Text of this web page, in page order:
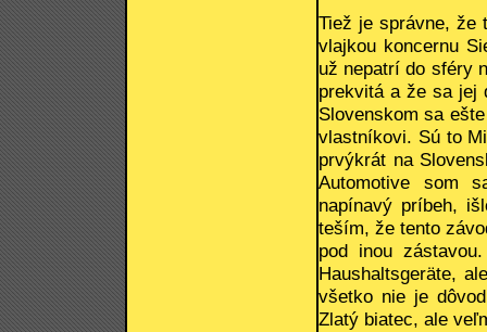
Tiež je správne, že
vlajkou koncernu
už nepatrí do sféry
prekvitá a že sa jej
Slovenskom sa
vlastníkovi. Sú to
prvýkrát na
Automotive som
napínavý príbeh,
teším, že tento
pod inou
Haushaltsgeräte,
všetko nie je
Zlatý biatec, ale